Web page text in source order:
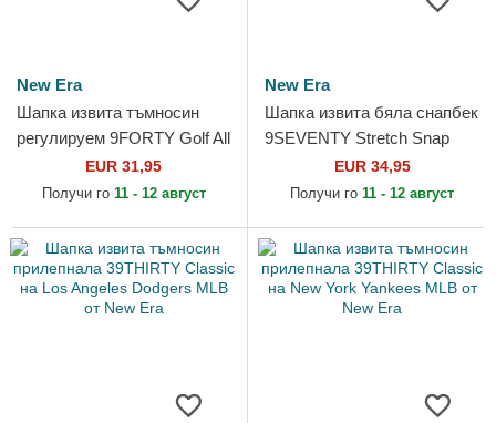
New Era
Шапка извита тъмносин
регулируем 9FORTY Golf All
Over Print от New Era
EUR 31,95
Получи го 11 - 12 август
New Era
Шапка извита бяла снапбек
9SEVENTY Stretch Snap
Technical Golf от New Era
EUR 34,95
Получи го 11 - 12 август